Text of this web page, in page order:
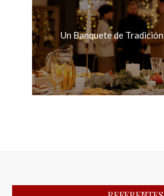
Un Banquete de